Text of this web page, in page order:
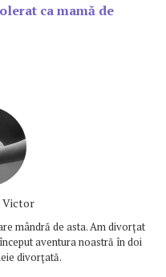
ca mamă de
Victor
mândră de asta. Am divorțat
aventura noastră în doi
divorțată.